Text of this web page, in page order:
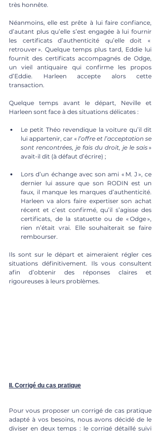
très honnête.
Néanmoins, elle est prête à lui faire confiance,
d’autant plus qu’elle s’est engagée à lui fournir
les certificats d’authenticité qu’elle doit «
retrouver ». Quelque temps plus tard, Eddie lui
fournit des certificats accompagnés de Odge,
un vieil antiquaire qui confirme les propos
d’Eddie. Harleen accepte alors cette
transaction.
Quelque temps avant le départ, Neville et
Harleen sont face à des situations délicates :
Le petit Théo revendique la voiture qu’il dit
lui appartenir, car « l’offre et l’acceptation se
sont rencontrées, je fais du droit, je le sais »
avait-il dit (à défaut d’écrire) ;
Lors d’un échange avec son ami « M. J », ce
dernier lui assure que son RODIN est un
faux, il manque les marques d’authenticité.
Harleen va alors faire expertiser son achat
récent et c’est confirmé, qu’il s’agisse des
certificats, de la statuette ou de « Odge »,
rien n’était vrai. Elle souhaiterait se faire
rembourser.
Ils sont sur le départ et aimeraient régler ces
situations définitivement. Ils vous consultent
afin d’obtenir des réponses claires et
rigoureuses à leurs problèmes.
II. Corrigé du cas pratique
Pour vous proposer un corrigé de cas pratique
adapté à vos besoins, nous avons décidé de le
diviser en deux temps : le corrigé détaillé suivi